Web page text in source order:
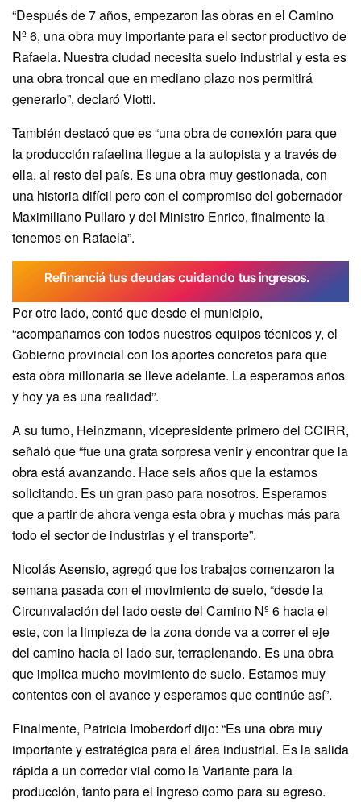
“Después de 7 años, empezaron las obras en el Camino
Nº 6, una obra muy importante para el sector productivo de
Rafaela. Nuestra ciudad necesita suelo industrial y esta es
una obra troncal que en mediano plazo nos permitirá
generarlo”, declaró Viotti.
También destacó que es “una obra de conexión para que
la producción rafaelina llegue a la autopista y a través de
ella, al resto del país. Es una obra muy gestionada, con
una historia difícil pero con el compromiso del gobernador
Maximiliano Pullaro y del Ministro Enrico, finalmente la
tenemos en Rafaela”.
Por otro lado, contó que desde el municipio,
“acompañamos con todos nuestros equipos técnicos y, el
Gobierno provincial con los aportes concretos para que
esta obra millonaria se lleve adelante. La esperamos años
y hoy ya es una realidad”.
A su turno, Heinzmann, vicepresidente primero del CCIRR,
señaló que “fue una grata sorpresa venir y encontrar que la
obra está avanzando. Hace seis años que la estamos
solicitando. Es un gran paso para nosotros. Esperamos
que a partir de ahora venga esta obra y muchas más para
todo el sector de industrias y el transporte”.
Nicolás Asensio, agregó que los trabajos comenzaron la
semana pasada con el movimiento de suelo, “desde la
Circunvalación del lado oeste del Camino Nº 6 hacia el
este, con la limpieza de la zona donde va a correr el eje
del camino hacia el lado sur, terraplenando. Es una obra
que implica mucho movimiento de suelo. Estamos muy
contentos con el avance y esperamos que continúe así”.
Finalmente, Patricia Imoberdorf dijo: “Es una obra muy
importante y estratégica para el área industrial. Es la salida
rápida a un corredor vial como la Variante para la
producción, tanto para el ingreso como para su egreso.